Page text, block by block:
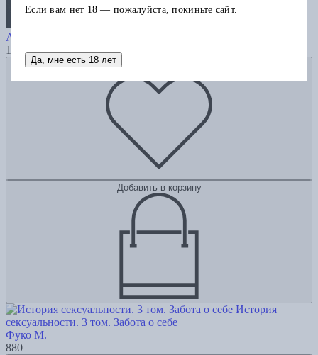
Анри Бергсон
1155
Добавить в избранное
Добавить в корзину
История
сексуальности. 3 том. Забота о себе
Фуко М.
880
Если вам нет 18 — пожалуйста, покиньте сайт.
Да, мне есть 18 лет